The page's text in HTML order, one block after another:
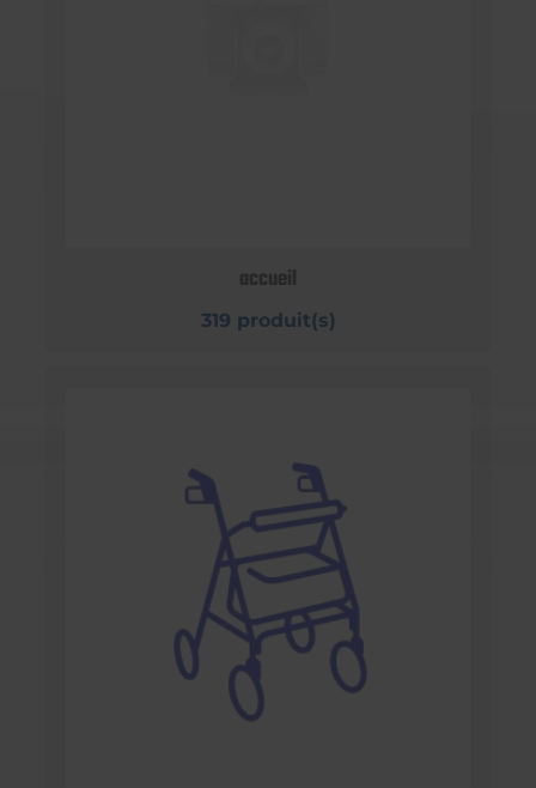
accueil
319 produit(s)